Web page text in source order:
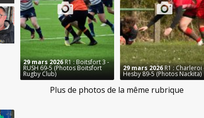
29 mars 2026R1 : Boitsfort 3 -
RUSH 69-5 (Photos Boitsfort
Rugby Club)
29 mars 2026R1 : Charleroi
Hesby 89-5 (Photos Nackita)
Plus de photos de la même rubrique